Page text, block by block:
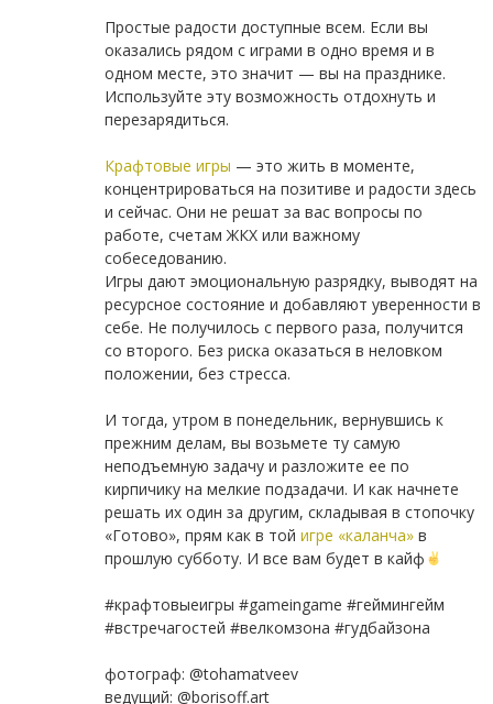
Простые радости доступные всем. Если вы
оказались рядом с играми в одно время и в
одном месте, это значит — вы на празднике.
Используйте эту возможность отдохнуть и
перезарядиться.
Крафтовые игры — это жить в моменте,
концентрироваться на позитиве и радости здесь
и сейчас. Они не решат за вас вопросы по
работе, счетам ЖКХ или важному
собеседованию.
Игры дают эмоциональную разрядку, выводят на
ресурсное состояние и добавляют уверенности в
себе. Не получилось с первого раза, получится
со второго. Без риска оказаться в неловком
положении, без стресса.
И тогда, утром в понедельник, вернувшись к
прежним делам, вы возьмете ту самую
неподъемную задачу и разложите ее по
кирпичику на мелкие подзадачи. И как начнете
решать их один за другим, складывая в стопочку
«Готово», прям как в той игре «каланча»в
прошлую субботу. И все вам будет в кайф
#крафтовыеигры #gameingame #геймингейм
#встречагостей #велкомзона #гудбайзона
фотограф: @tohamatveev
ведущий: @borisoff.art